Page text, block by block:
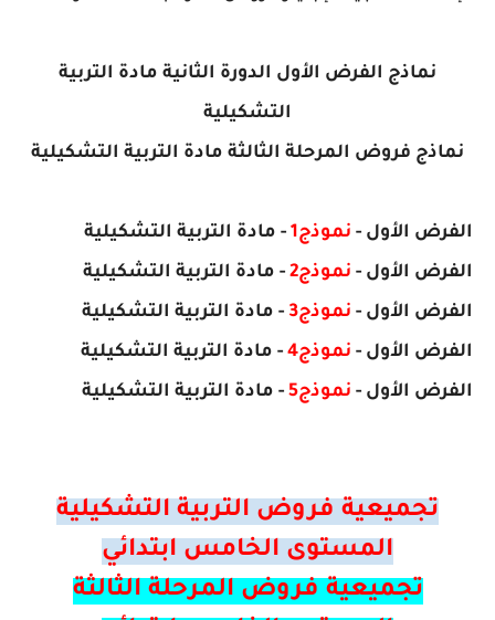
نماذج الفرض الأول الدورة الثانية مادة التربية
التشكيلية
نماذج فروض المرحلة الثالثة مادة التربية التشكيلية
الفرض الأول - نموذج1
- مادة التربية التشكيلية
الفرض الأول - نموذج2
- مادة التربية التشكيلية
الفرض الأول - نموذج3
- مادة التربية التشكيلية
الفرض الأول - نموذج4
- مادة التربية التشكيلية
الفرض الأول - نموذج5 - مادة التربية التشكيلية
تجميعية فروض التربية التشكيلية
المستوى الخامس ابتدائي
تجميعية فروض المرحلة الثالثة